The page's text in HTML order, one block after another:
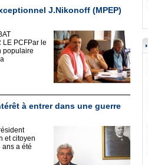
J.Nikonoff (MPEP)
LE PCFPar le
populaire
à entrer dans une guerre
et citoyen
a été